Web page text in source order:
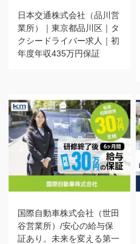
日本交通株式会社（品川営
業所）｜東京都品川区｜タ
クシードライバー求人｜初
年度年収435万円保証
国際自動車株式会社（世田
谷営業所）/安心の給与保
証あり。未来を変える第一